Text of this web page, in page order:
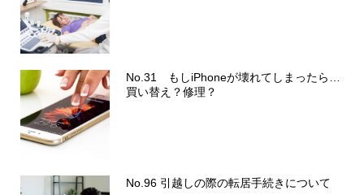
No.31 もしiPhoneが壊れてしまったら…
買い替え？修理？
No.96 引越しの際の転居手続きについて